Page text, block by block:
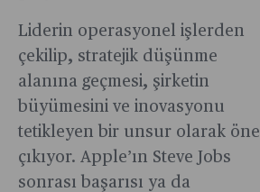
Liderin operasyonel işlerden
çekilip, stratejik düşünme
alanına geçmesi, şirketin
büyümesini ve inovasyonu
tetikleyen bir unsur olarak öne
çıkıyor. Apple’ın Steve Jobs
sonrası başarısı ya da